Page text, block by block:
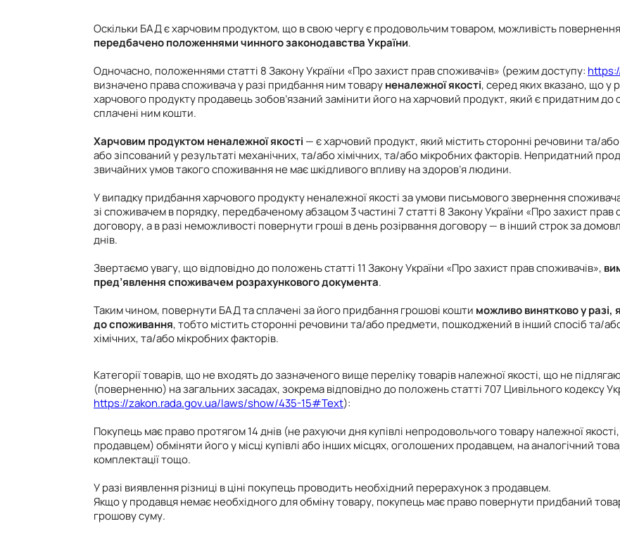
Оскільки БАД є харчовим продуктом, що в свою чергу є продовольчим товаром, можливість повернення
передбачено положеннями чинного законодавства України.
Одночасно, положеннями статті 8 Закону України «Про захист прав споживачів» (режим доступу:
визначено права споживача у разі придбання ним товаруненалежної якості, серед яких вказано, що у
харчового продукту продавець зобов’язаний замінити його на харчовий продукт, який є придатним
сплачені ним кошти.
Харчовим продуктом неналежної якості — є харчовий продукт, який містить сторонні речовини та/
або зіпсований у результаті механічних, та/або хімічних, та/або мікробних факторів. Непридатний
звичайних умов такого споживання не має шкідливого впливу на здоров’я людини.
У випадку придбання харчового продукту неналежної якості за умови письмового звернення
зі споживачем в порядку, передбаченому абзацом 3 частині 7 статті 8 Закону України «Про захист
договору, а в разі неможливості повернути гроші в день розірвання договору — в інший строк за
днів.
Звертаємо увагу, що відповідно до положень статті 11 Закону України «Про захист прав споживачів»,
пред’явлення споживачем розрахункового документа.
Таким чином, повернути БАД та сплачені за його придбання грошові кошти можливо винятково у
до споживання, тобто містить сторонні речовини та/або предмети, пошкоджений в інший спосіб та/
хімічних, та/або мікробних факторів.
Категорії товарів, що не входять до зазначеного вище переліку товарів належної якості, що не
(поверненню) на загальних засадах, зокрема відповідно до положень статті 707 Цивільного кодексу
https://zakon.rada.gov.ua/laws/show/435-15#Text):
Покупець має право протягом 14 днів (не рахуючи дня купівлі непродовольчого товару належної
продавцем) обміняти його у місці купівлі або інших місцях, оголошених продавцем, на аналогічний
комплектації тощо.
У разі виявлення різниці в ціні покупець проводить необхідний перерахунок з продавцем.
Якщо у продавця немає необхідного для обміну товару, покупець має право повернути придбаний
грошову суму.